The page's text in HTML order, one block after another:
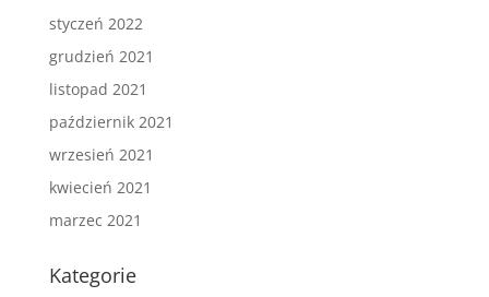
styczeń 2022
grudzień 2021
listopad 2021
październik 2021
wrzesień 2021
kwiecień 2021
marzec 2021
Kategorie